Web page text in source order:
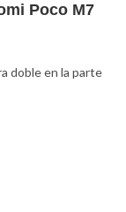
Poco M7
doble en la parte